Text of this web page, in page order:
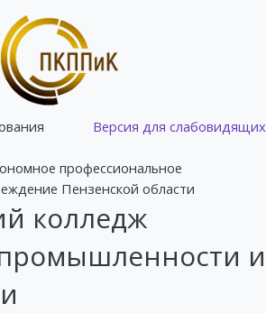
Версия для слабовидящих
профессиональное
Пензенской области
колледж
и